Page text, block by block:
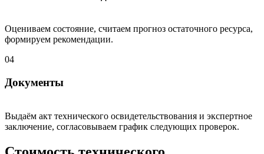
Оцениваем состояние, считаем прогноз остаточного ресурса,
формируем рекомендации.
04
Документы
Выдаём акт технического освидетельствования и экспертное
заключение, согласовываем график следующих проверок.